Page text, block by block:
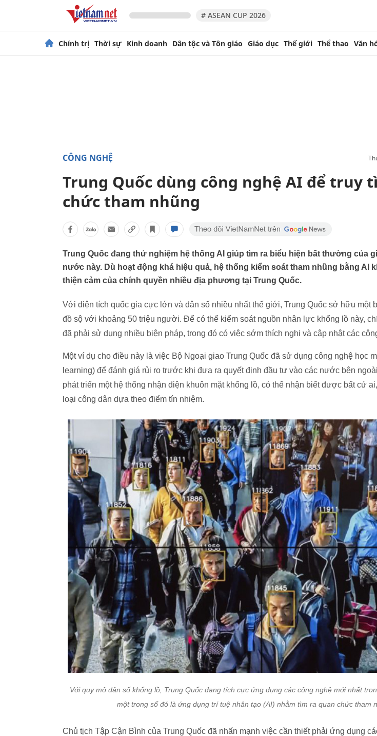
# ASEAN CUP 2026
Chính trị Thời sự Kinh doanh Dân tộc và Tôn giáo Giáo dục Thế giới Thể thao Văn
CÔNG NGHỆ
Trung Quốc dùng công nghệ AI để truy
chức tham nhũng
Trung Quốc đang thử nghiệm hệ thống AI giúp tìm ra biểu hiện bất thường của
nước này. Dù hoạt động khá hiệu quả, hệ thống kiểm soát tham nhũng bằng AI
thiện cảm của chính quyền nhiều địa phương tại Trung Quốc.
Với diện tích quốc gia cực lớn và dân số nhiều nhất thế giới, Trung Quốc sở hữu một
đồ sộ với khoảng 50 triệu người. Để có thể kiểm soát nguồn nhân lực khổng lồ này,
đã phải sử dụng nhiều biện pháp, trong đó có việc sớm thích nghi và cập nhật các
Một ví dụ cho điều này là việc Bộ Ngoại giao Trung Quốc đã sử dụng công nghệ học
learning) để đánh giá rủi ro trước khi đưa ra quyết định đầu tư vào các nước bên
phát triển một hệ thống nhận diện khuôn mặt khổng lồ, có thể nhận biết được bất cứ
loại công dân dựa theo điểm tín nhiệm.
Với quy mô dân số khổng lồ, Trung Quốc đang tích cực ứng dụng các công nghệ mới nhất
một trong số đó là ứng dụng trí tuệ nhân tạo (AI) nhằm tìm ra quan chức tham
Chủ tịch Tập Cận Bình của Trung Quốc đã nhấn mạnh việc cần thiết phải ứng dụng